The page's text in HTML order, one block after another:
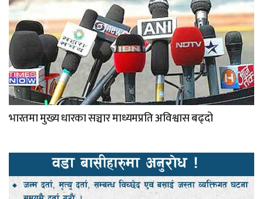
भारतमा मुख्य धारका सञ्चार माध्यमप्रति अविश्वास बढ्दो